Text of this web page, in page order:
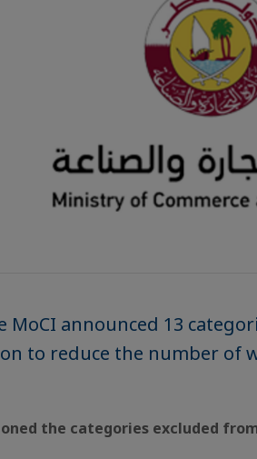
MoCI announced 13
to reduce the number of
the categories excluded